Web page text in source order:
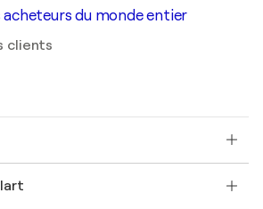
du monde entier
clients